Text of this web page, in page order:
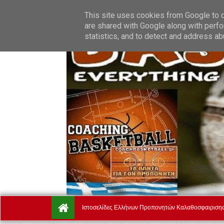
Saturday, August 8. Ποιοί Είμαστε Όροι
Ιστοσελίδες Ελλήνων Προπονητών Καλαθοσφαιρισης
This site uses cookies from Google to
are shared with Google along with
statistics, and to detect and address